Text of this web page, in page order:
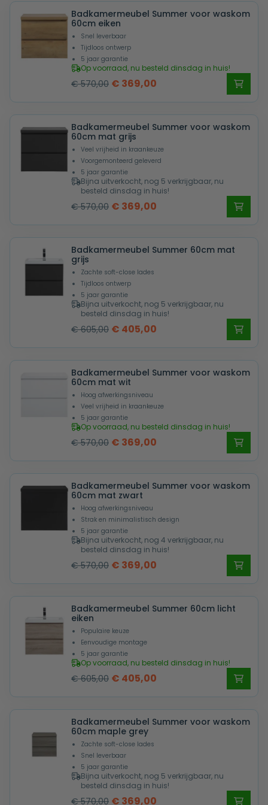
€ 605,00.€ 405,00.
Badkamermeubel Summer voor waskom
60cm eiken
Snel leverbaar
Tijdloos ontwerp
5 jaar garantie
Op voorraad, nu besteld dinsdag in huis!
€570,00 Oorspronkelijke
was:
€ 570,00.
€ 369,00
is:
€ 369,00.
Badkamermeubel Summer voor waskom
60cm mat grijs
Veel vrijheid in kraankeuze
Voorgemonteerd geleverd
5 jaar garantie
Bijna uitverkocht, nog 5 verkrijgbaar, nu
besteld dinsdag in huis!
€570,00 Oorspronkelijke
was:
€ 570,00.
€ 369,00
is:
€ 369,00.
Badkamermeubel Summer 60cm mat
grijs
Zachte soft-close lades
Tijdloos ontwerp
5 jaar garantie
Bijna uitverkocht, nog 5 verkrijgbaar, nu
besteld dinsdag in huis!
€605,00 Oorspronkelijke
was:
€ 605,00.
€ 405,00
is:
€ 405,00.
Badkamermeubel Summer voor waskom
60cm mat wit
Hoog afwerkingsniveau
Veel vrijheid in kraankeuze
5 jaar garantie
Op voorraad, nu besteld dinsdag in huis!
€570,00 Oorspronkelijke
was:
€ 570,00.
€ 369,00
is:
€ 369,00.
Badkamermeubel Summer voor waskom
60cm mat zwart
Hoog afwerkingsniveau
Strak en minimalistisch design
5 jaar garantie
Bijna uitverkocht, nog 4 verkrijgbaar, nu
besteld dinsdag in huis!
€570,00 Oorspronkelijke
was:
€ 570,00.
€ 369,00
is:
€ 369,00.
Badkamermeubel Summer 60cm licht
eiken
Populaire keuze
Eenvoudige montage
5 jaar garantie
Op voorraad, nu besteld dinsdag in huis!
€605,00 Oorspronkelijke
was:
€ 605,00.
€ 405,00
is:
€ 405,00.
Badkamermeubel Summer voor waskom
60cm maple grey
Zachte soft-close lades
Snel leverbaar
5 jaar garantie
Bijna uitverkocht, nog 5 verkrijgbaar, nu
besteld dinsdag in huis!
€570,00 Oorspronkelijke
€ 369,00